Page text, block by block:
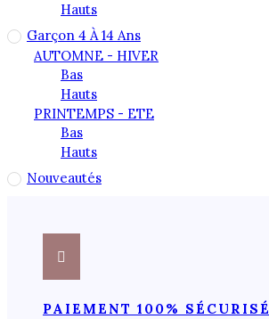
Hauts
Garçon 4 À 14 Ans
AUTOMNE - HIVER
Bas
Hauts
PRINTEMPS - ETE
Bas
Hauts
Nouveautés
PAIEMENT 100% SÉCURISÉ